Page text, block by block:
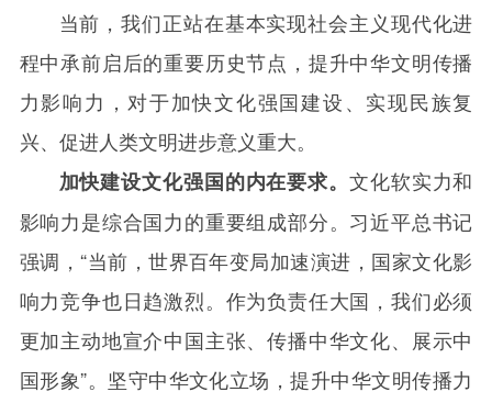
当前，我们正站在基本实现社会主义现代化进
程中承前启后的重要历史节点，提升中华文明传播
力影响力，对于加快文化强国建设、实现民族复
兴、促进人类文明进步意义重大。
加快建设文化强国的内在要求。 文化软实力和
影响力是综合国力的重要组成部分。习近平总书记
强调，“当前，世界百年变局加速演进，国家文化影
响力竞争也日趋激烈。作为负责任大国，我们必须
更加主动地宣介中国主张、传播中华文化、展示中
国形象”。坚守中华文化立场，提升中华文明传播力